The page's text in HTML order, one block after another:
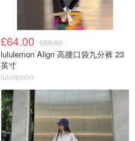
£64.00 £88.00
lululemon Align 高腰口袋九分裤 23
英寸
lululemon